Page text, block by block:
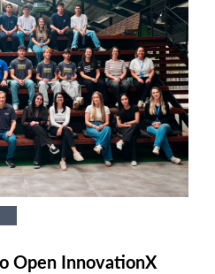
Open InnovationX